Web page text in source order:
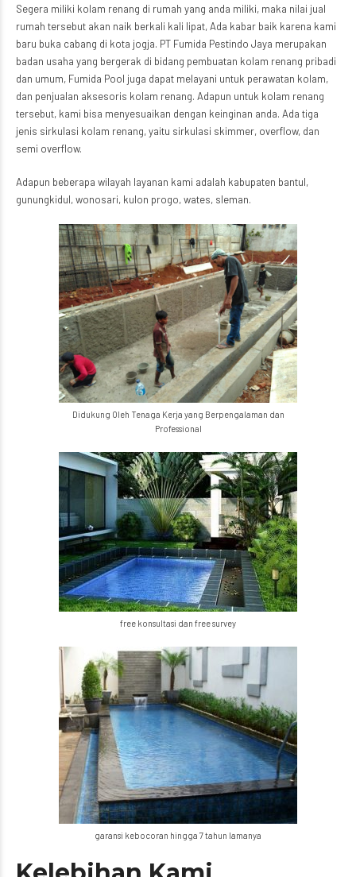
Segera miliki kolam renang di rumah yang anda miliki, maka nilai jual
rumah tersebut akan naik berkali kali lipat, Ada kabar baik karena kami
baru buka cabang di kota jogja. PT Fumida Pestindo Jaya merupakan
badan usaha yang bergerak di bidang pembuatan kolam renang pribadi
dan umum, Fumida Pool juga dapat melayani untuk perawatan kolam,
dan penjualan aksesoris kolam renang. Adapun untuk kolam renang
tersebut, kami bisa menyesuaikan dengan keinginan anda. Ada tiga
jenis sirkulasi kolam renang, yaitu sirkulasi skimmer, overflow, dan
semi overflow.
Adapun beberapa wilayah layanan kami adalah kabupaten bantul,
gunungkidul, wonosari, kulon progo, wates, sleman.
Didukung Oleh Tenaga Kerja yang Berpengalaman dan
Professional
free konsultasi dan free survey
garansi kebocoran hingga 7 tahun lamanya